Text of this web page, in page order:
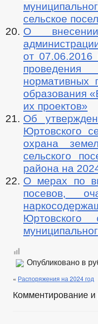
сельское
О
от
нормативных
образования
их проектов»
Об
Юртовского
охрана
сельского
района на
О мерах по
посевов,
Юртовского
Опубликовано в
« Распоряжения на 2024 год
Комментирование